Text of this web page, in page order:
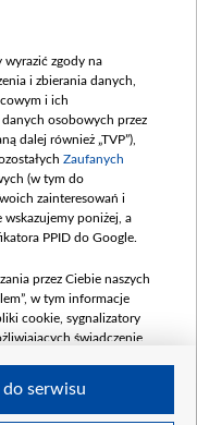
wyrazić zgody na
i zbierania danych,
i ich
osobowych przez
dalej również „TVP”),
Zaufanych
(w tym do
zainteresowań i
wskazujemy poniżej, a
PPID do Google.
przez Ciebie naszych
w tym informacje
cookie, sygnalizatory
świadczenie
serwisu